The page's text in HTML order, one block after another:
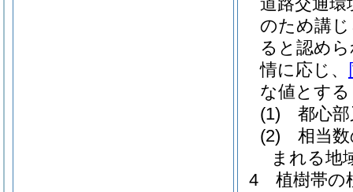
のため講
ると認め
情に応じ、
な値とす
(1)
都心
(2)
相当
まれる地
4
植樹帯の